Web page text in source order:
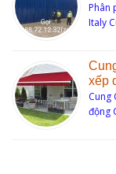
Phân
Italy
xếp
Cung
động